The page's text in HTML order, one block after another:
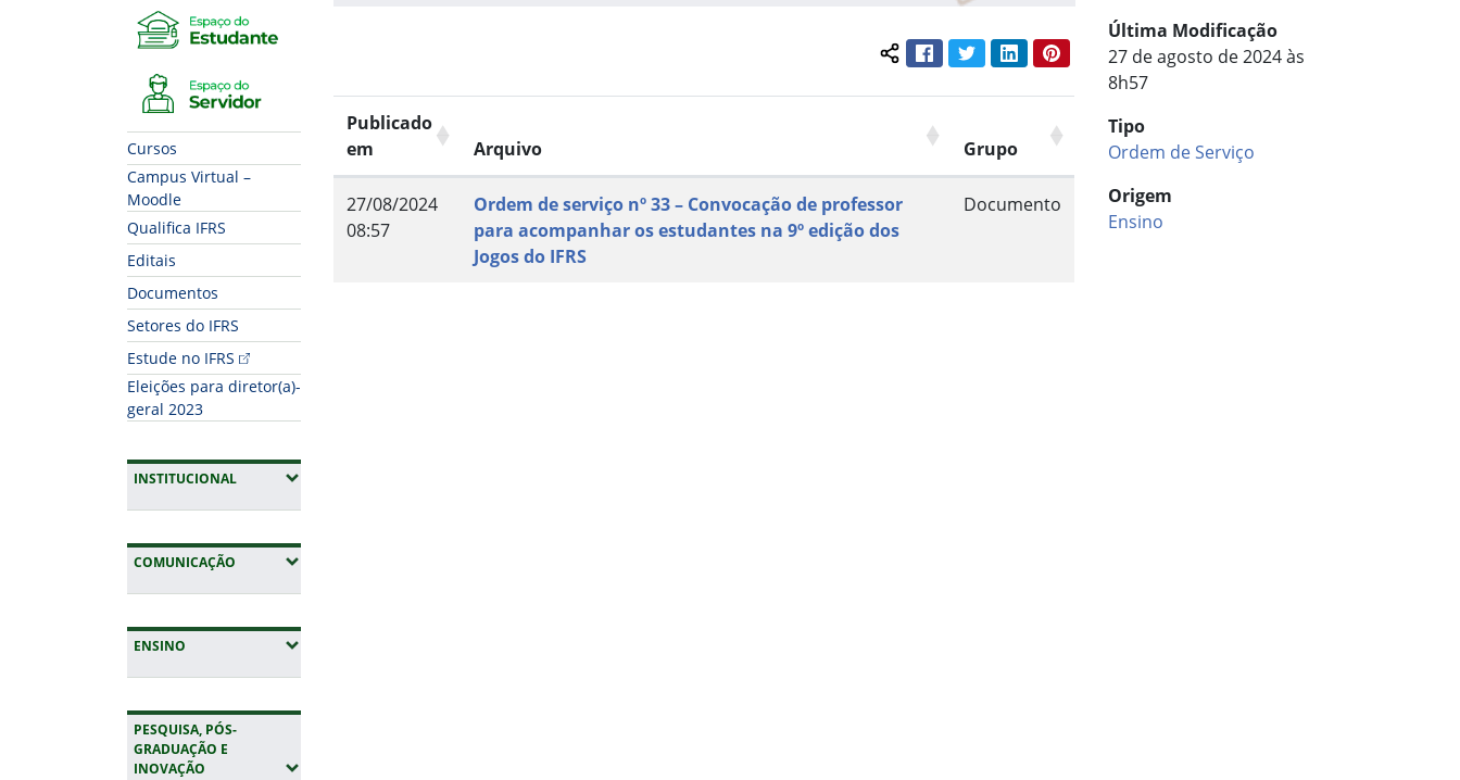
Espaço do Estudante
Espaço do Servidor
Cursos
Campus Virtual –
Moodle
Qualifica IFRS
Editais
Documentos
Setores do IFRS
Estude no IFRS
Eleições para diretor(a)-
geral 2023
INSTITUCIONAL(EXPANDIR SUBMENUS)
COMUNICAÇÃO (EXPANDIR SUBMENUS)
ENSINO (EXPANDIR SUBMENUS)
PESQUISA, PÓS-
GRADUAÇÃO E
INOVAÇÃO (EXPANDIR SUBMENUS)
Compartilhar conteúdo:
FacebookTwitterLinkedInPinterest
Publicado
em
Arquivo Grupo
27/08/2024
08:57
Ordem de serviço nº 33 – Convocação de professor
para acompanhar os estudantes na 9º edição dos
Jogos do IFRS
Documento
Última Modificação
27 de agosto de 2024 às
8h57
Tipo
Ordem de Serviço
Origem
Ensino